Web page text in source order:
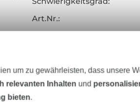
Art.Nr.:
Über 80000 zufriedene Kunden
um zu gewährleisten, dass unsere
relevanten Inhalten und
bieten.